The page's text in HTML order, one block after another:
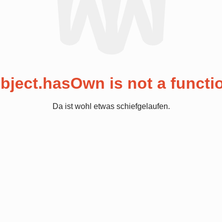
is not a
Da ist wohl etwas schiefgelaufen.